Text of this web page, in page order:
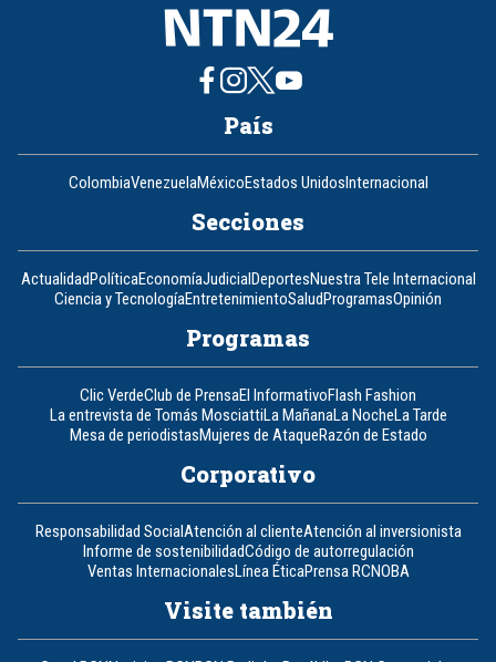
País
ColombiaVenezuelaMéxicoEstados UnidosInternacional
Secciones
ActualidadPolíticaEconomíaJudicialDeportesNuestra Tele Internacional
Ciencia y TecnologíaEntretenimientoSaludProgramasOpinión
Programas
Clic VerdeClub de PrensaEl InformativoFlash Fashion
La entrevista de Tomás MosciattiLa MañanaLa NocheLa Tarde
Mesa de periodistasMujeres de AtaqueRazón de Estado
Corporativo
Responsabilidad SocialAtención al clienteAtención al inversionista
Informe de sostenibilidadCódigo de autorregulación
Ventas InternacionalesLínea ÉticaPrensa RCNOBA
Visite también